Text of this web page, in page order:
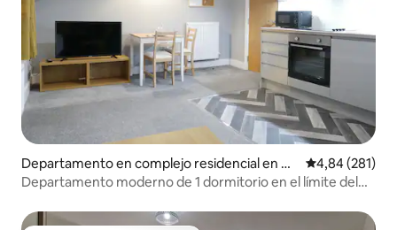
Departamento en complejo residencial en W
est Yorkshire
Calificación
4,84 (281)
Departamento moderno de 1 dormitorio en el límite del